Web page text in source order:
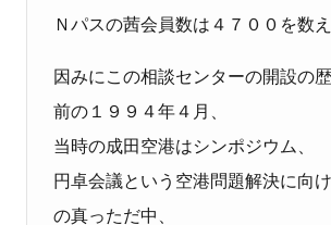
Ｎパスの茜会員数は４７００を数え
因みにこの相談センターの開設の
前の１９９４年４月、
当時の成田空港はシンポジウム、
円卓会議という空港問題解決に向
の真っただ中、